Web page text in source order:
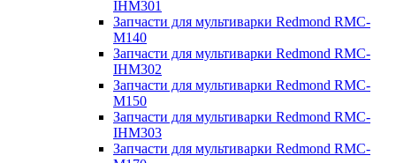
IHM301
Запчасти для мультиварки Redmond RMC-
M140
Запчасти для мультиварки Redmond RMC-
IHM302
Запчасти для мультиварки Redmond RMC-
M150
Запчасти для мультиварки Redmond RMC-
IHM303
Запчасти для мультиварки Redmond RMC-